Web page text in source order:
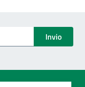
Invio